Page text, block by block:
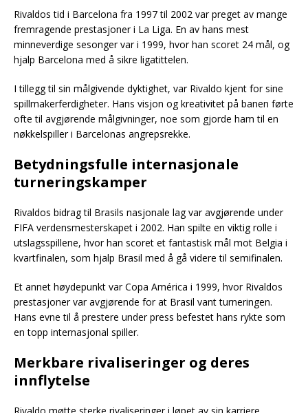
Rivaldos tid i Barcelona fra 1997 til 2002 var preget av mange
fremragende prestasjoner i La Liga. En av hans mest
minneverdige sesonger var i 1999, hvor han scoret 24 mål, og
hjalp Barcelona med å sikre ligatittelen.
I tillegg til sin målgivende dyktighet, var Rivaldo kjent for sine
spillmakerferdigheter. Hans visjon og kreativitet på banen førte
ofte til avgjørende målgivninger, noe som gjorde ham til en
nøkkelspiller i Barcelonas angrepsrekke.
Betydningsfulle internasjonale
turneringskamper
Rivaldos bidrag til Brasils nasjonale lag var avgjørende under
FIFA verdensmesterskapet i 2002. Han spilte en viktig rolle i
utslagsspillene, hvor han scoret et fantastisk mål mot Belgia i
kvartfinalen, som hjalp Brasil med å gå videre til semifinalen.
Et annet høydepunkt var Copa América i 1999, hvor Rivaldos
prestasjoner var avgjørende for at Brasil vant turneringen.
Hans evne til å prestere under press befestet hans rykte som
en topp internasjonal spiller.
Merkbare rivaliseringer og deres
innflytelse